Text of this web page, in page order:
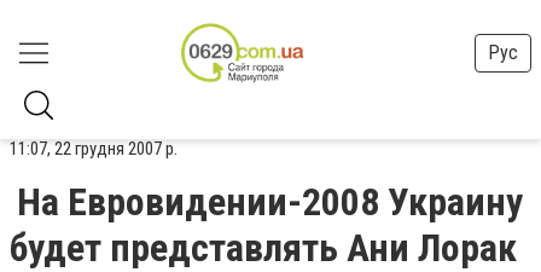
Рус
11:07, 22 грудня 2007 р.
На Евровидении-2008 Украину
будет представлять Ани Лорак